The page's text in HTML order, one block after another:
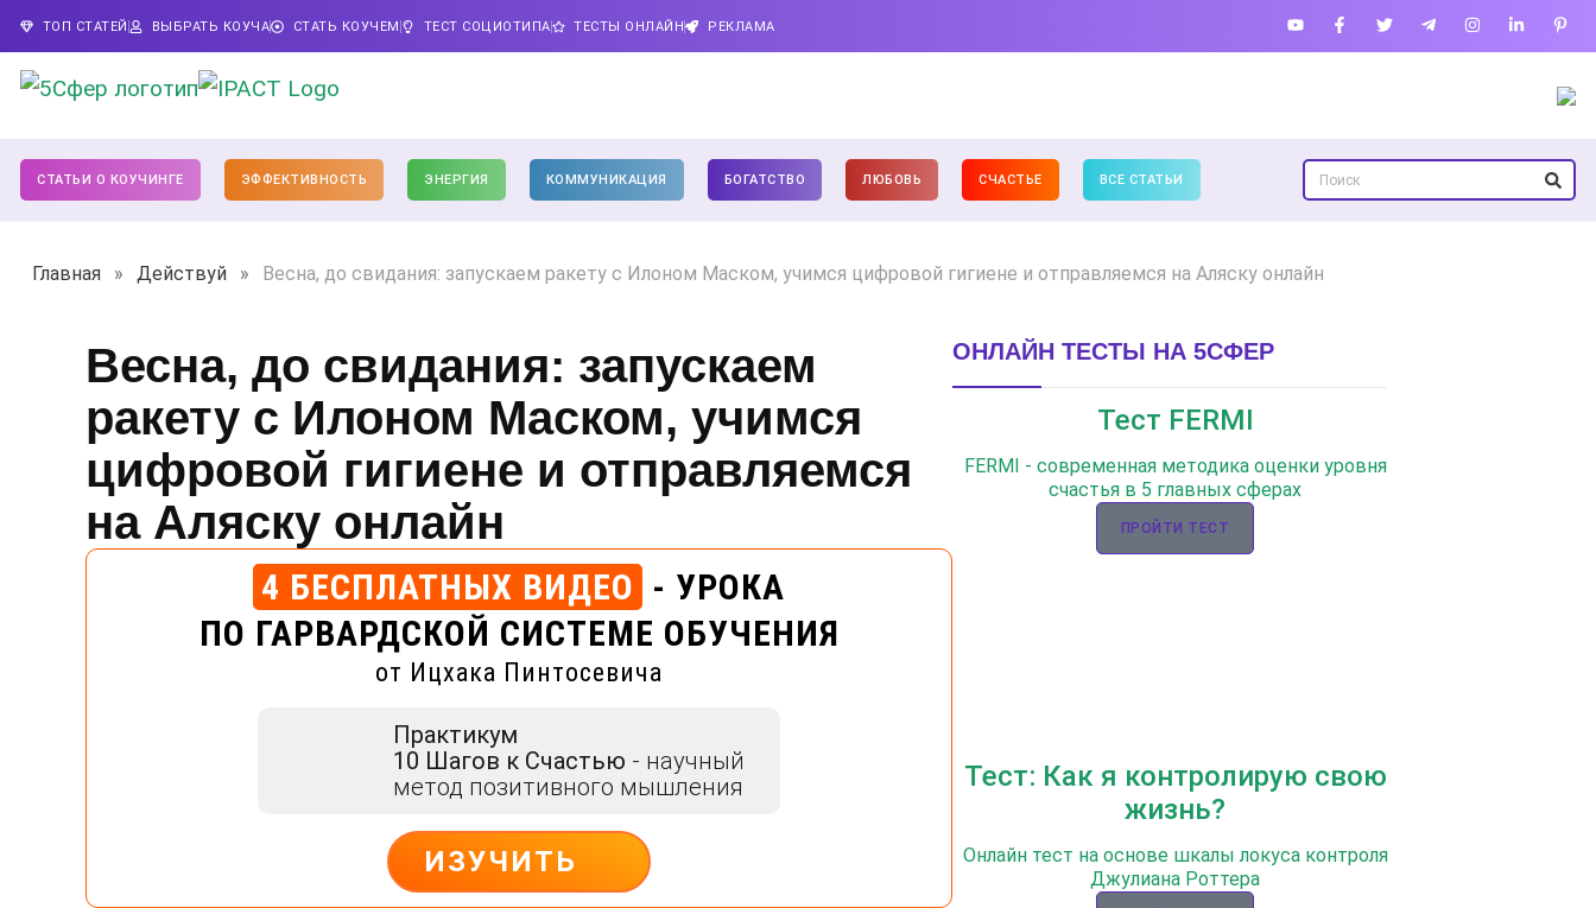
ТОП СТАТЕЙ ВЫБРАТЬ КОУЧА СТАТЬ КОУЧЕМ ТЕСТ СОЦИОТИПА ТЕСТЫ ОНЛАЙН РЕКЛАМА
СТАТЬИ О КОУЧИНГЕ ЭФФЕКТИВНОСТЬ ЭНЕРГИЯ КОММУНИКАЦИЯ БОГАТСТВО ЛЮБОВЬ СЧАСТЬЕ ВСЕ СТАТЬИ
Главная » Действуй » Весна, до свидания: запускаем ракету с Илоном Маском, учимся цифровой гигиене и отправляемся на Аляску онлайн
Весна, до свидания: запускаем
ракету с Илоном Маском, учимся
цифровой гигиене и отправляемся
на Аляску онлайн
4 БЕСПЛАТНЫХ ВИДЕО - УРОКА
ПО ГАРВАРДСКОЙ СИСТЕМЕ ОБУЧЕНИЯ
от Ицхака Пинтосевича
Практикум
10 Шагов к Счастью - научный
метод позитивного мышления
ИЗУЧИТЬ
ОНЛАЙН ТЕСТЫ НА 5СФЕР
Тест FERMI
FERMI - современная методика оценки уровня
счастья в 5 главных сферах
ПРОЙТИ ТЕСТ
Тест: Как я контролирую свою
жизнь?
Онлайн тест на основе шкалы локуса контроля
Джулиана Роттера